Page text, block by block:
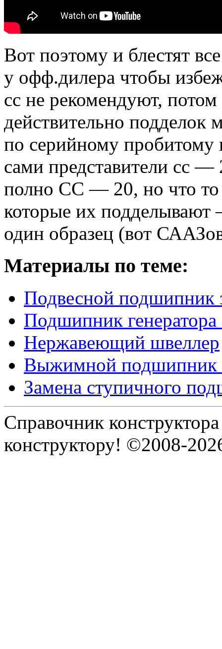
Вот поэтому и блестят
у офф.дилера чтобы
сс не рекомендуют, потом
действительно подделок
по серийному пробитому
сами представители сс —
полно СС — 20, но что то
которые их подделывают
один образец (вот
Материалы по теме:
Подвесной подшипник
Подшипник генератора
Нержавеющий швеллер
Выжимной подшипник
Замена ступичного
Справочник
конструктору! ©2008-